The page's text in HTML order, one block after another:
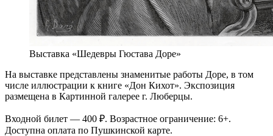
Выставка «Шедевры Гюстава Доре»
На выставке представлены знаменитые работы Доре, в том
числе иллюстрации к книге «Дон Кихот». Экспозиция
размещена в Картинной галерее г. Люберцы.
Входной билет — 400 ₽. Возрастное ограничение: 6+.
Доступна оплата по Пушкинской карте.